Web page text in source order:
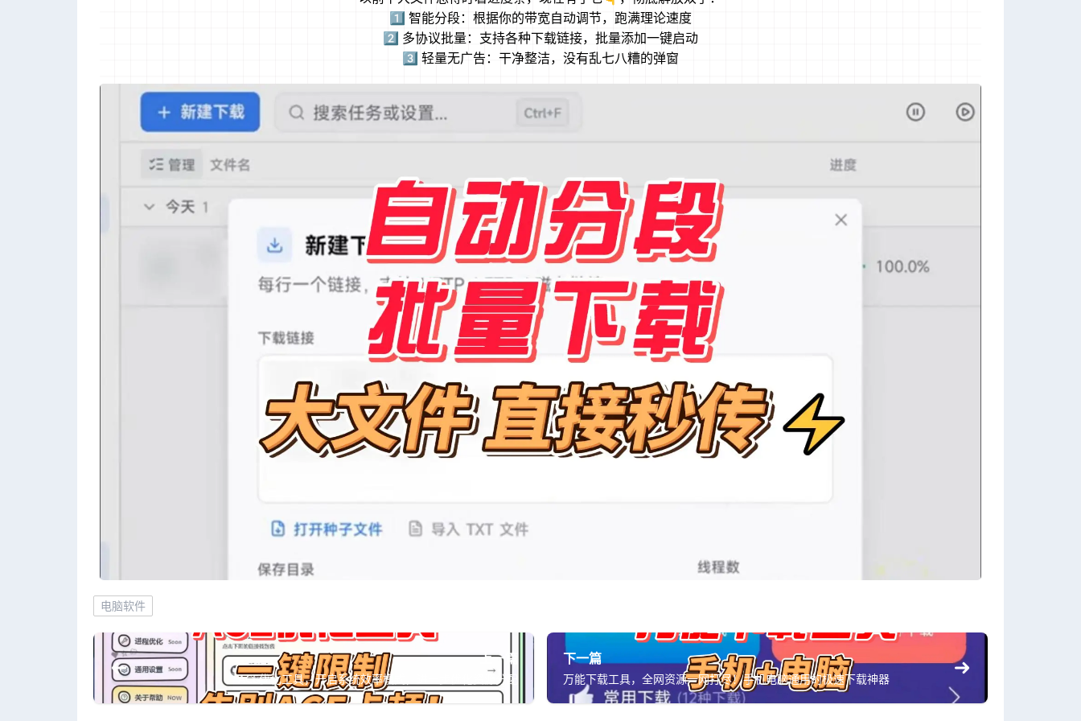
1️⃣ 智能分段：根据你的带宽自动调节，跑满理论速度
2️⃣ 多协议批量：支持各种下载链接，批量添加一键启动
3️⃣ 轻量无广告：干净整洁，没有乱七八糟的弹窗
电脑软件
上一篇
ACE优化工具，开启系统效率模式，进一步优化资源分配
下一篇
万能下载工具，全网资源一网打尽！手机电脑通用的极速下载神器